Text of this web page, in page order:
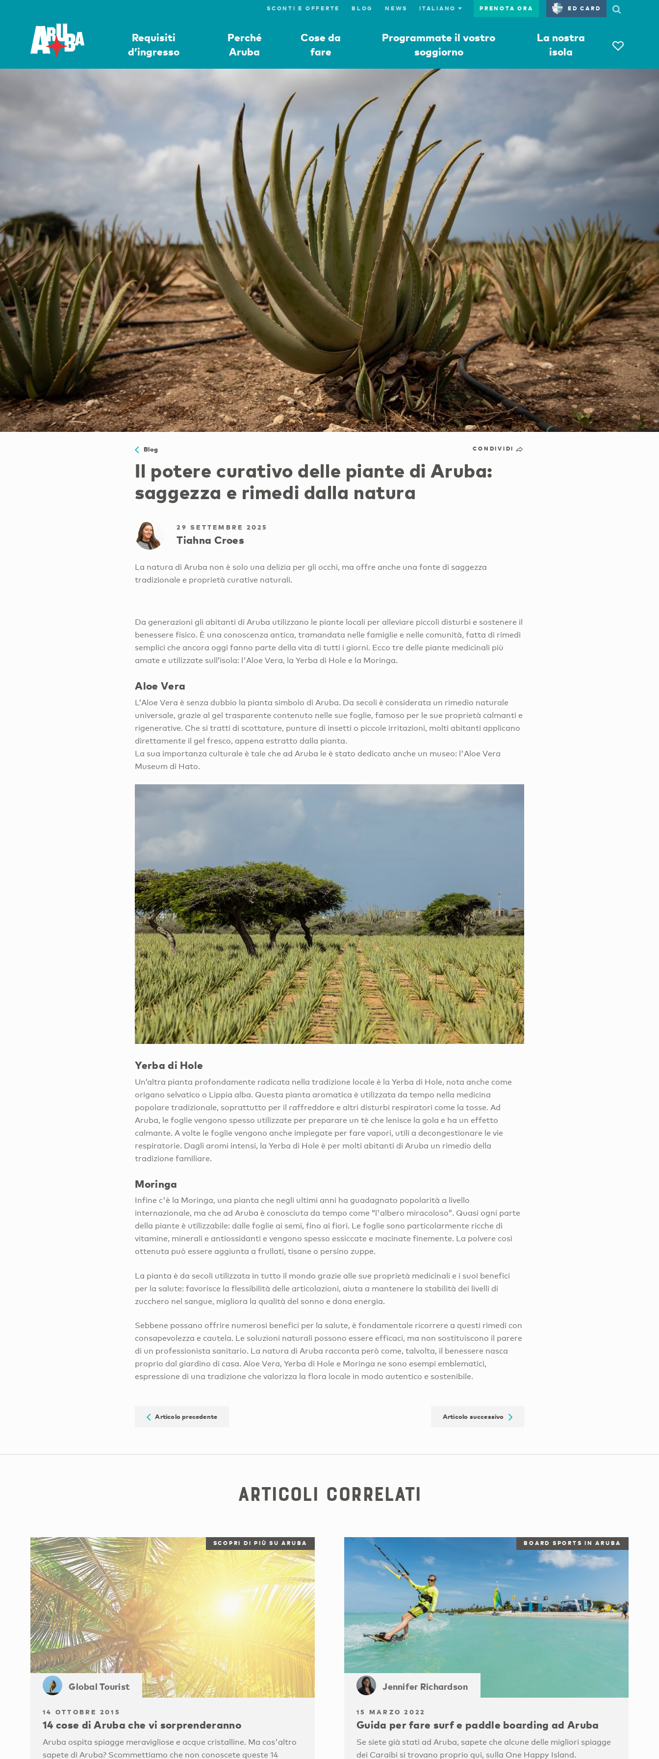
SCONTI E OFFERTE BLOG NEWS PRENOTA ORA ED CARD
Requisiti
d’ingresso
Perché
Aruba
Cose da
fare
Programmate il vostro
soggiorno
La nostra
isola
Blog CONDIVIDI
Il potere curativo delle piante di Aruba:
saggezza e rimedi dalla natura
29 SETTEMBRE 2025
Tiahna Croes
La natura di Aruba non è solo una delizia per gli occhi, ma offre anche una fonte di saggezza
tradizionale e proprietà curative naturali.
Da generazioni gli abitanti di Aruba utilizzano le piante locali per alleviare piccoli disturbi e sostenere il
benessere fisico. È una conoscenza antica, tramandata nelle famiglie e nelle comunità, fatta di rimedi
semplici che ancora oggi fanno parte della vita di tutti i giorni. Ecco tre delle piante medicinali più
amate e utilizzate sull’isola: l'Aloe Vera, la Yerba di Hole e la Moringa.
Aloe Vera
L’Aloe Vera è senza dubbio la pianta simbolo di Aruba. Da secoli è considerata un rimedio naturale
universale, grazie al gel trasparente contenuto nelle sue foglie, famoso per le sue proprietà calmanti e
rigenerative. Che si tratti di scottature, punture di insetti o piccole irritazioni, molti abitanti applicano
direttamente il gel fresco, appena estratto dalla pianta.
La sua importanza culturale è tale che ad Aruba le è stato dedicato anche un museo: l'Aloe Vera
Museum di Hato.
Yerba di Hole
Un’altra pianta profondamente radicata nella tradizione locale è la Yerba di Hole, nota anche come
origano selvatico o Lippia alba. Questa pianta aromatica è utilizzata da tempo nella medicina
popolare tradizionale, soprattutto per il raffreddore e altri disturbi respiratori come la tosse. Ad
Aruba, le foglie vengono spesso utilizzate per preparare un tè che lenisce la gola e ha un effetto
calmante. A volte le foglie vengono anche impiegate per fare vapori, utili a decongestionare le vie
respiratorie. Dagli aromi intensi, la Yerba di Hole è per molti abitanti di Aruba un rimedio della
tradizione familiare.
Moringa
Infine c'è la Moringa, una pianta che negli ultimi anni ha guadagnato popolarità a livello
internazionale, ma che ad Aruba è conosciuta da tempo come “l'albero miracoloso”. Quasi ogni parte
della piante è utilizzabile: dalle foglie ai semi, fino ai fiori. Le foglie sono particolarmente ricche di
vitamine, minerali e antiossidanti e vengono spesso essiccate e macinate finemente. La polvere così
ottenuta può essere aggiunta a frullati, tisane o persino zuppe.
La pianta è da secoli utilizzata in tutto il mondo grazie alle sue proprietà medicinali e i suoi benefici
per la salute: favorisce la flessibilità delle articolazioni, aiuta a mantenere la stabilità dei livelli di
zucchero nel sangue, migliora la qualità del sonno e dona energia.
Sebbene possano offrire numerosi benefici per la salute, è fondamentale ricorrere a questi rimedi con
consapevolezza e cautela. Le soluzioni naturali possono essere efficaci, ma non sostituiscono il parere
di un professionista sanitario. La natura di Aruba racconta però come, talvolta, il benessere nasca
proprio dal giardino di casa. Aloe Vera, Yerba di Hole e Moringa ne sono esempi emblematici,
espressione di una tradizione che valorizza la flora locale in modo autentico e sostenibile.
Articolo precedente Articolo successivo
Articoli correlati
SCOPRI DI PIÙ SU ARUBA
Global Tourist
14 OTTOBRE 2015
14 cose di Aruba che vi sorprenderanno
Aruba ospita spiagge meravigliose e acque cristalline. Ma cos'altro
sapete di Aruba? Scommettiamo che non conoscete queste 14
BOARD SPORTS IN ARUBA
Jennifer Richardson
15 MARZO 2022
Guida per fare surf e paddle boarding ad Aruba
Se siete già stati ad Aruba, sapete che alcune delle migliori spiagge
dei Caraibi si trovano proprio qui, sulla One Happy Island.